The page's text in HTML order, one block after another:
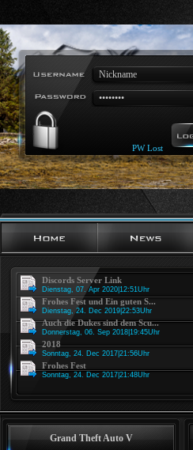
PW Lost
Discords Server Link
Dienstag, 07. Apr 2020|12:51Uhr
Frohes Fest und Ein guten S...
Dienstag, 24. Dec 2019|22:53Uhr
Auch die Dukes sind dem Scu...
Donnerstag, 06. Sep 2018|19:45Uhr
2018
Sonntag, 24. Dec 2017|21:56Uhr
Frohes Fest
Sonntag, 24. Dec 2017|21:48Uhr
Grand Theft Auto V